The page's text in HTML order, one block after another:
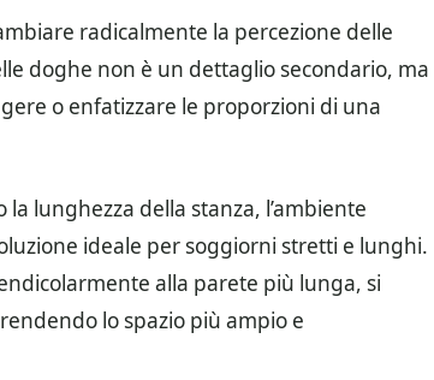
radicalmente la percezione delle
doghe non è un dettaglio secondario, ma
o enfatizzare le proporzioni di una
lunghezza della stanza, l’ambiente
ideale per soggiorni stretti e lunghi.
alla parete più lunga, si
lo spazio più ampio e